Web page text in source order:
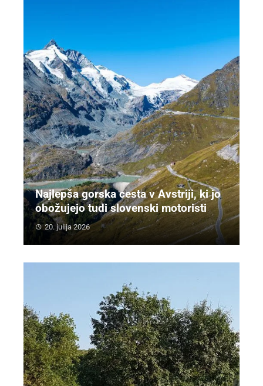
Najlepša gorska cesta v Avstriji, ki jo
obožujejo tudi slovenski motoristi
20. julija 2026